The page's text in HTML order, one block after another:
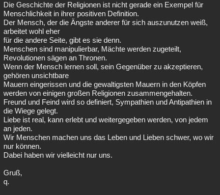
Die Geschichte der Religionen ist nicht gerade ein Exempel für
Menschlichkeit in ihrer positiven Definition.
Der Mensch, der die Ängste anderer für sich auszunutzen weiß,
arbeitet wohl eher
für die andere Seite, gibt es sie denn.
Menschen sind manipulierbar, Mächte werden zugeteilt,
Revolutionen sägen an Thronen.
Wenn der Mensch lernen soll, sein Gegenüber zu akzeptieren,
gehören unsichtbare
Mauern eingerissen und die gewaltigsten Mauern in den Köpfen
werden von einigen großen Religionen zusammengehalten.
Freund und Feind wird so definiert, Sympathien und Antipathien in
die Wiege gelegt.
Liebe ist real, kann erlebt und weitergegeben werden, von jedem
an jeden.
Wir Menschen machen uns das Leben und Lieben schwer, wo wir
nur können.
Dabei haben wir vielleicht nur uns.
Gruß,
q.